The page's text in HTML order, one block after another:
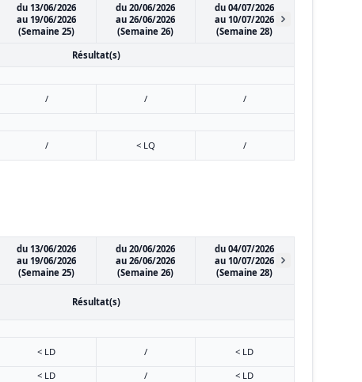
du 13/06/2026
au 19/06/2026
(Semaine 25)
du 20/06/2026
au 26/06/2026
(Semaine 26)
du 04/07/2026
au 10/07/2026
(Semaine 28)
Résultat(s)
/ /
/
/ < LQ /
du 13/06/2026
au 19/06/2026
(Semaine 25)
du 20/06/2026
au 26/06/2026
(Semaine 26)
du 04/07/2026
au 10/07/2026
(Semaine 28)
Résultat(s)
< LD /
< LD
< LD / < LD